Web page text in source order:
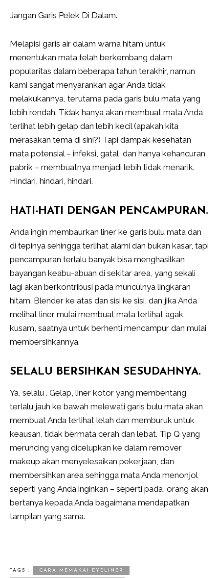
Jangan Garis Pelek Di Dalam.
Melapisi garis air dalam warna hitam untuk
menentukan mata telah berkembang dalam
popularitas dalam beberapa tahun terakhir, namun
kami sangat menyarankan agar Anda tidak
melakukannya, terutama pada garis bulu mata yang
lebih rendah. Tidak hanya akan membuat mata Anda
terlihat lebih gelap dan lebih kecil (apakah kita
merasakan tema di sini?) Tapi dampak kesehatan
mata potensial – infeksi, gatal, dan hanya kehancuran
pabrik – membuatnya menjadi lebih tidak menarik.
Hindari, hindari, hindari.
HATI-HATI DENGAN PENCAMPURAN.
Anda ingin membaurkan liner ke garis bulu mata dan
di tepinya sehingga terlihat alami dan bukan kasar, tapi
pencampuran terlalu banyak bisa menghasilkan
bayangan keabu-abuan di sekitar area, yang sekali
lagi akan berkontribusi pada munculnya lingkaran
hitam. Blender ke atas dan sisi ke sisi, dan jika Anda
melihat liner mulai membuat mata terlihat agak
kusam, saatnya untuk berhenti mencampur dan mulai
membersihkannya.
SELALU BERSIHKAN SESUDAHNYA.
Ya, selalu . Gelap, liner kotor yang membentang
terlalu jauh ke bawah melewati garis bulu mata akan
membuat Anda terlihat lelah dan memburuk untuk
keausan, tidak bermata cerah dan lebat. Tip Q yang
meruncing yang dicelupkan ke dalam remover
makeup akan menyelesaikan pekerjaan, dan
membersihkan area sehingga mata Anda menonjol
seperti yang Anda inginkan – seperti pada, orang akan
bertanya kepada Anda bagaimana mendapatkan
tampilan yang sama.
TAGS : CARA MEMAKAI EYELINER